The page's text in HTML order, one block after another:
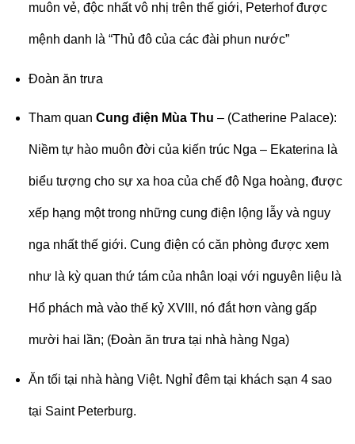
muôn vẻ, độc nhất vô nhị trên thế giới, Peterhof được
mệnh danh là “Thủ đô của các đài phun nước”
Đoàn ăn trưa
Tham quan Cung điện Mùa Thu – (Catherine Palace):
Niềm tự hào muôn đời của kiến trúc Nga – Ekaterina là
biểu tượng cho sự xa hoa của chế độ Nga hoàng, được
xếp hạng một trong những cung điện lộng lẫy và nguy
nga nhất thế giới. Cung điện có căn phòng được xem
như là kỳ quan thứ tám của nhân loại với nguyên liệu là
Hổ phách mà vào thế kỷ XVIII, nó đắt hơn vàng gấp
mười hai lần; (Đoàn ăn trưa tại nhà hàng Nga)
Ăn tối tại nhà hàng Việt. Nghỉ đêm tại khách sạn 4 sao
tại Saint Peterburg.